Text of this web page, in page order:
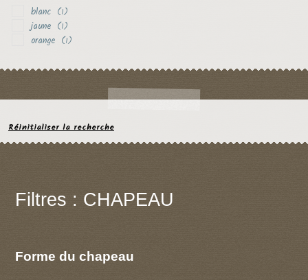
blanc (1)
jaune (1)
orange (1)
Réinitialiser la recherche
Filtres : CHAPEAU
Forme du chapeau